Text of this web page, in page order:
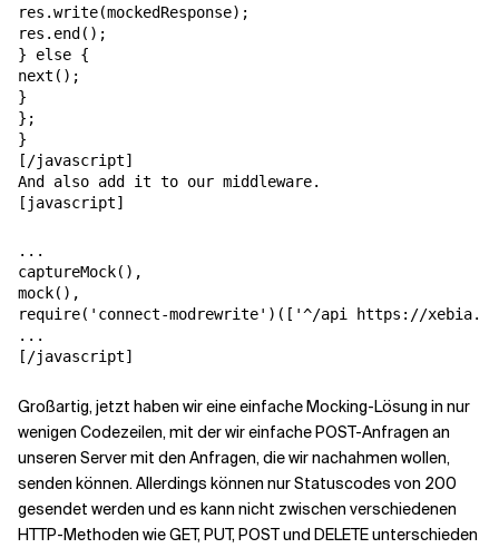
res.write(mockedResponse);
res.end();
} else {
next();
}
};
}
[/javascript]
And also add it to our middleware.
[javascript]
...
captureMock(),
mock(),
require('connect-modrewrite')(['^/api https://
...
[/javascript]
Großartig, jetzt haben wir eine einfache Mocking-Lösung in nur
wenigen Codezeilen, mit der wir einfache POST-Anfragen an
unseren Server mit den Anfragen, die wir nachahmen wollen,
senden können. Allerdings können nur Statuscodes von 200
gesendet werden und es kann nicht zwischen verschiedenen
HTTP-Methoden wie GET, PUT, POST und DELETE unterschieden